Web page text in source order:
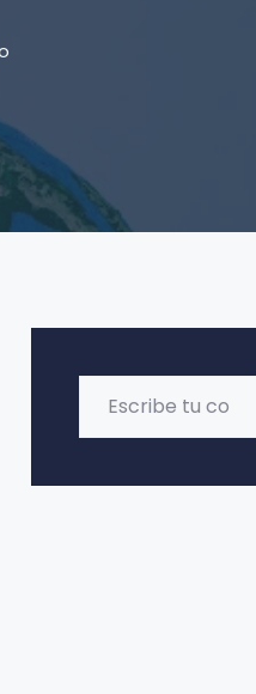
Escribe tu correo electrónico…